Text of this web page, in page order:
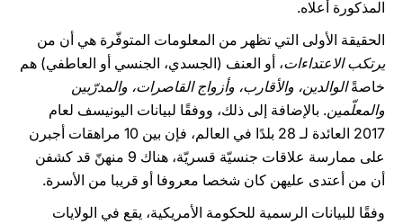
المذكورة أعلاه.
الحقيقة الأولى التي تظهر من المعلومات المتوفّرة هي أن من
يرتكب الاعتداءات، أو العنف (الجسدي، الجنسي أو العاطفي) هم
خاصةًالوالدين، والأقارب، وأزواج القاصرات، والمدرّبين
والمعلّمين. بالإضافة إلى ذلك، ووفقًا لبيانات اليونيسف لعام
2017 العائدة لـ 28 بلدًا في العالم، فإن بين 10 مراهقات أجبرن
على ممارسة علاقات جنسيّة قسريّة، هناك 9 منهنّ قد كشفن
أن من أعتدى عليهن كان شخصا معروفا أو قريبا من الأسرة.
وفقًا للبيانات الرسمية للحكومة الأمريكية، يقع في الولايات